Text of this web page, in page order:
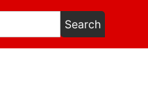
Search